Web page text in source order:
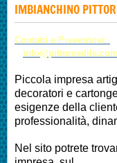
IMBIANCHINO
Contatti e Preventrivi:
info@pittoreedile.com
Piccola impresa
decoratori e
esigenze della
professionalità,
Nel sito potrete